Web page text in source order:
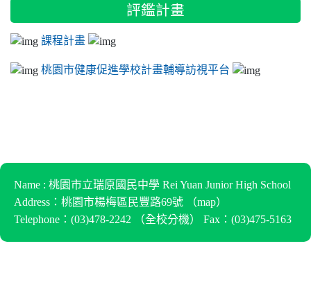
評鑑計畫
課程計畫
桃園市健康促進學校計畫輔導訪視平台
Name : 桃園市立瑞原國民中學 Rei Yuan Junior High School
Address：桃園市楊梅區民豐路69號 （map）
Telephone：(03)478-2242 （全校分機） Fax：(03)475-5163